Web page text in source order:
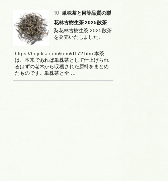
単株茶と同等品質の梨
花林古樹生茶 2025散茶
梨花林古樹生茶 2025散茶
を発売いたしました。
https://hojotea.com/item/d172.htm 本茶
は、本来であれば単株茶として仕上げられ
るはずの老木から収穫された原料をまとめ
たものです。単株茶と全 …